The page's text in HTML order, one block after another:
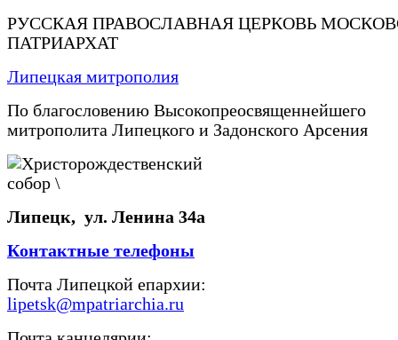
РУССКАЯ ПРАВОСЛАВНАЯ ЦЕРКОВЬ
ПАТРИАРХАТ
Липецкая митрополия
По благословению Высокопреосвященнейшего
митрополита Липецкого и Задонского Арсения
Липецк, ул. Ленина 34а
Контактные телефоны
Почта Липецкой епархии:
lipetsk@mpatriarchia.ru